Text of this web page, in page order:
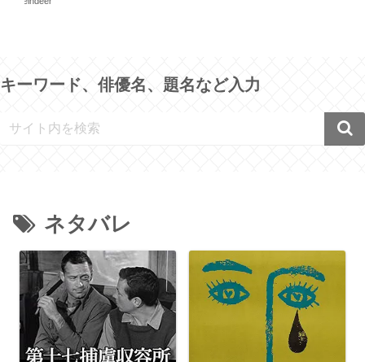
キーワード、俳優名、題名など入力
ネタバレ